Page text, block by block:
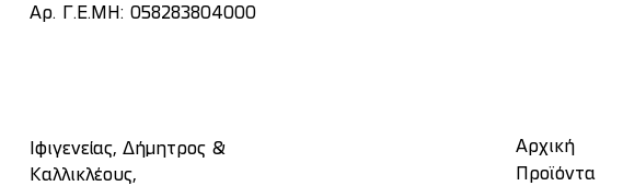
Αρ. Γ.Ε.ΜΗ: 058283804000
Ιφιγενείας, Δήμητρος &
Καλλικλέους,
Αρχική
Προϊόντα